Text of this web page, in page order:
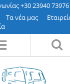
+30 23940
Τα νέα μας